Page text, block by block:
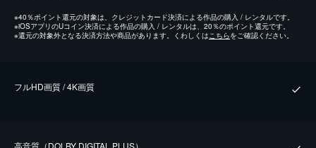
※40％ポイント還元の対象は、クレジットカード決済による作品の購入 / レンタルです。
※iOSアプリのUコイン決済による作品の購入 / レンタルは、20％のポイント還元です。
※還元の対象外となる決済方法や商品があります。くわしくはこちらをご確認ください。
フルHD画質 / 4K画質